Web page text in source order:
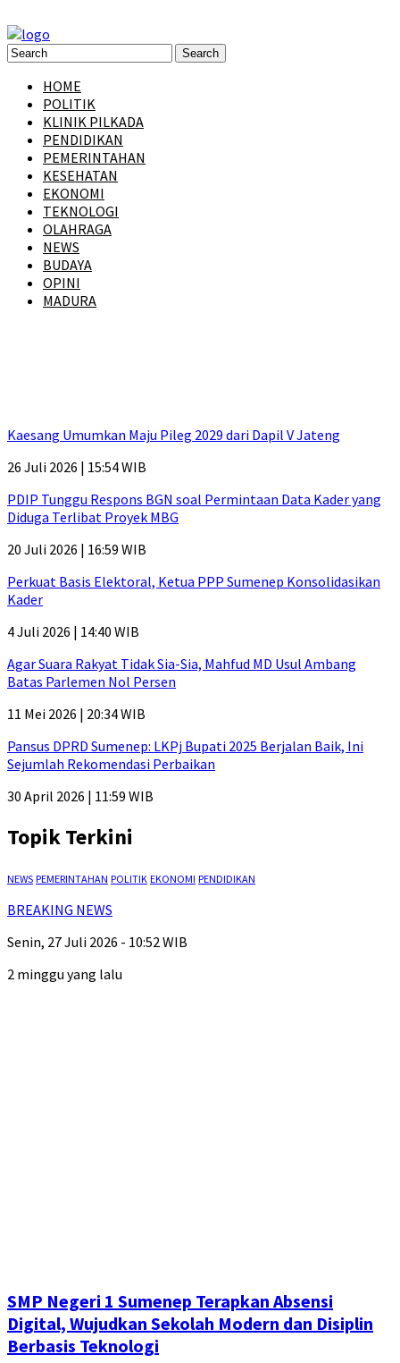
HOME
POLITIK
KLINIK PILKADA
PENDIDIKAN
PEMERINTAHAN
KESEHATAN
EKONOMI
TEKNOLOGI
OLAHRAGA
NEWS
BUDAYA
OPINI
MADURA
Kaesang Umumkan Maju Pileg 2029 dari Dapil V Jateng
26 Juli 2026 | 15:54 WIB
PDIP Tunggu Respons BGN soal Permintaan Data Kader yang
Diduga Terlibat Proyek MBG
20 Juli 2026 | 16:59 WIB
Perkuat Basis Elektoral, Ketua PPP Sumenep Konsolidasikan
Kader
4 Juli 2026 | 14:40 WIB
Agar Suara Rakyat Tidak Sia-Sia, Mahfud MD Usul Ambang
Batas Parlemen Nol Persen
11 Mei 2026 | 20:34 WIB
Pansus DPRD Sumenep: LKPj Bupati 2025 Berjalan Baik, Ini
Sejumlah Rekomendasi Perbaikan
30 April 2026 | 11:59 WIB
Topik Terkini
NEWS PEMERINTAHAN POLITIK EKONOMI PENDIDIKAN
BREAKING NEWS
Senin, 27 Juli 2026 - 10:52 WIB
2 minggu yang lalu
SMP Negeri 1 Sumenep Terapkan Absensi
Digital, Wujudkan Sekolah Modern dan Disiplin
Berbasis Teknologi